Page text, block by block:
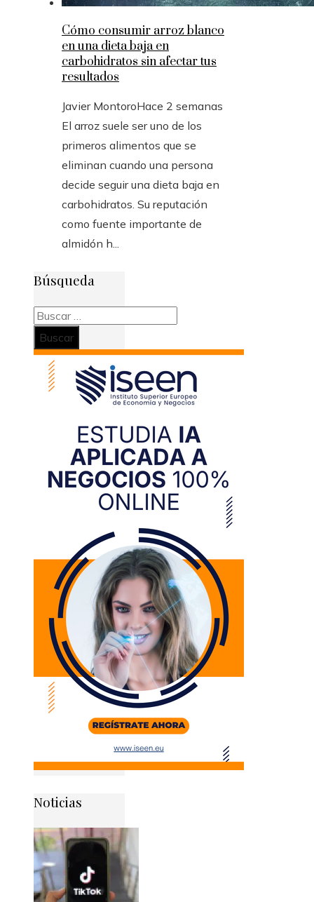
Cómo consumir arroz blanco
en una dieta baja en
carbohidratos sin afectar tus
resultados
Javier MontoroHace 2 semanas
El arroz suele ser uno de los
primeros alimentos que se
eliminan cuando una persona
decide seguir una dieta baja en
carbohidratos. Su reputación
como fuente importante de
almidón h...
Búsqueda
Buscar:
Noticias